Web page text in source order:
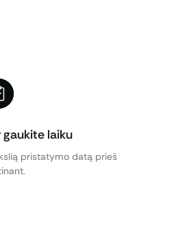
laiku
pristatymo datą prieš